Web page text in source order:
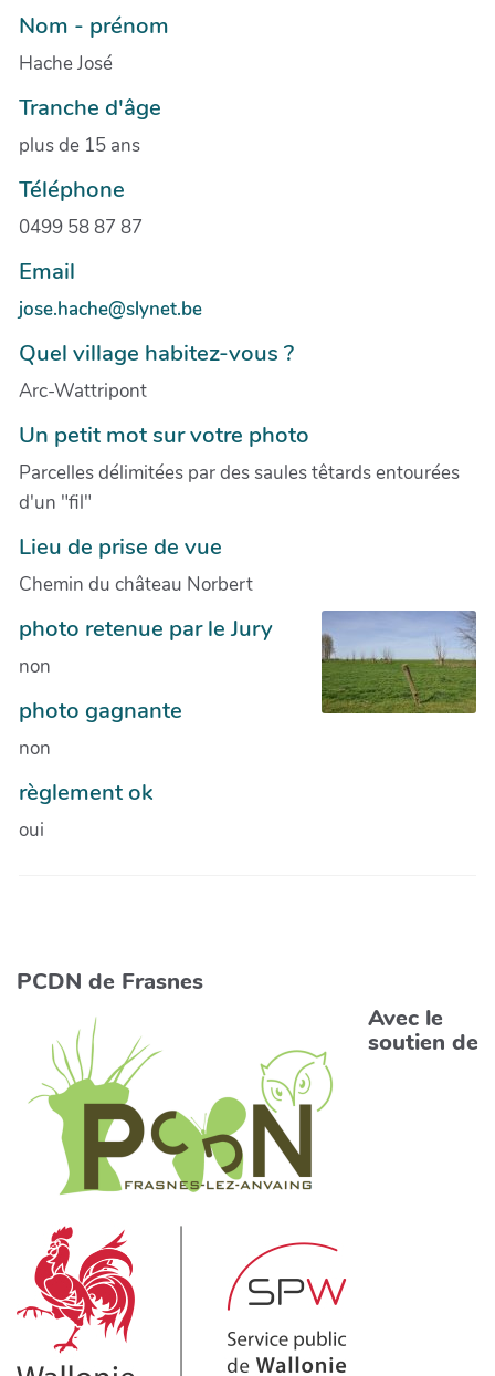
Nom - prénom
Hache José
Tranche d'âge
plus de 15 ans
Téléphone
0499 58 87 87
Email
jose.hache@slynet.be
Quel village habitez-vous ?
Arc-Wattripont
Un petit mot sur votre photo
Parcelles délimitées par des saules têtards entourées
d'un "fil"
Lieu de prise de vue
Chemin du château Norbert
photo retenue par le Jury
non
photo gagnante
non
règlement ok
oui
PCDN de Frasnes
Avec le
soutien de